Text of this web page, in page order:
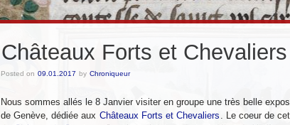
Châteaux Forts et Chevaliers
Posted on 09.01.2017 by Chroniqueur
Nous sommes allés le 8 Janvier visiter en groupe une très belle
de Genève, dédiée aux Châteaux Forts et Chevaliers . Le coeur de